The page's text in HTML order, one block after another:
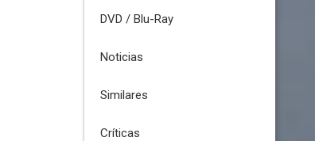
DVD / Blu-Ray
Noticias
Similares
Críticas